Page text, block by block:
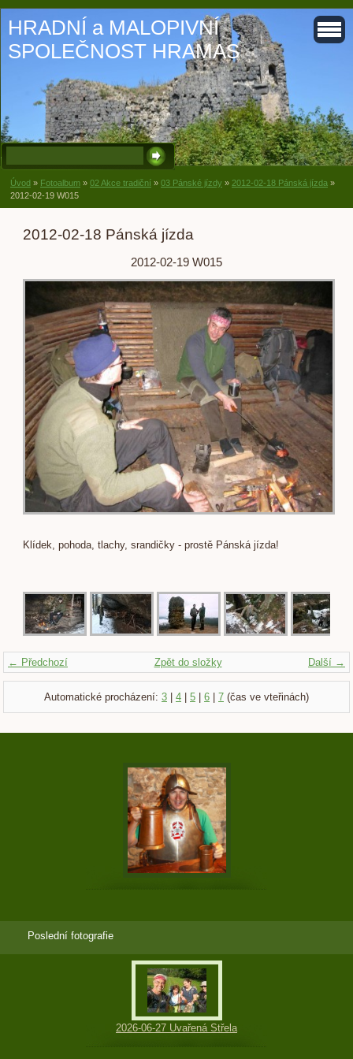
HRADNÍ a MALOPIVNÍ
SPOLEČNOST HRAMAS
Úvod » Fotoalbum » 02 Akce tradiční » 03 Pánské jízdy » 2012-02-18 Pánská jízda »
2012-02-19 W015
2012-02-18 Pánská jízda
2012-02-19 W015
Klídek, pohoda, tlachy, srandičky - prostě Pánská jízda!
← Předchozí Další →
Zpět do složky
Automatické procházení: 3 | 4 | 5 | 6 | 7 (čas ve vteřinách)
Poslední fotografie
2026-06-27 Uvařená Střela